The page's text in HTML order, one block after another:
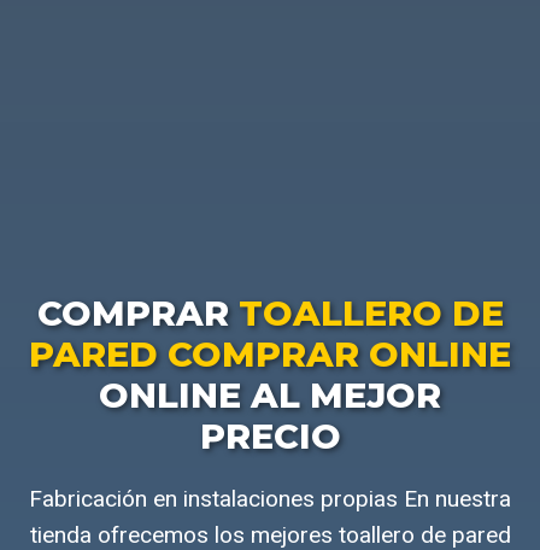
COMPRAR TOALLERO DE
PARED COMPRAR ONLINE
ONLINE AL MEJOR
PRECIO
Fabricación en instalaciones propias En nuestra
tienda ofrecemos los mejores toallero de pared